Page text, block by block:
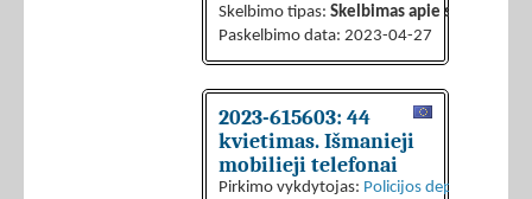
Skelbimo tipas: Skelbimas apie sutarties
Paskelbimo data: 2023-04-27
2023-615603: 44
kvietimas. Išmanieji
mobilieji telefonai
Pirkimo vykdytojas: Policijos